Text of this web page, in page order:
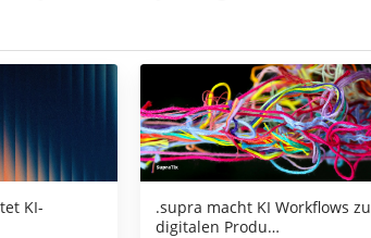
KI-
.supra macht KI Workflows zu
digitalen Produ…